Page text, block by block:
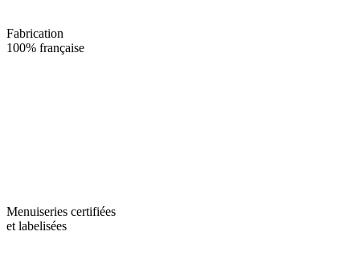
Fabrication
100% française
Menuiseries certifiées
et labelisées